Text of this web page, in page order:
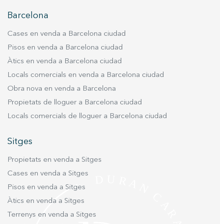
Barcelona
Cases en venda a Barcelona ciudad
Pisos en venda a Barcelona ciudad
Àtics en venda a Barcelona ciudad
Locals comercials en venda a Barcelona ciudad
Obra nova en venda a Barcelona
Propietats de lloguer a Barcelona ciudad
Locals comercials de lloguer a Barcelona ciudad
Sitges
Propietats en venda a Sitges
Cases en venda a Sitges
Pisos en venda a Sitges
Àtics en venda a Sitges
Terrenys en venda a Sitges